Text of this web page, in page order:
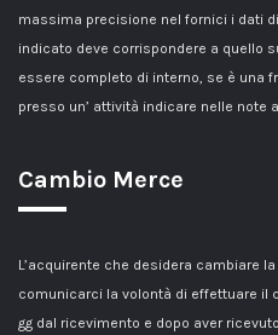
massima precisione nel fornici i dati
indicato deve corrispondere a quello
essere completo di interno, se è una
presso un’ attività indicare nelle note
Cambio Merce
L’acquirente che desidera cambiare
comunicarci la volontà di effettuare il
gg dal ricevimento e dopo aver